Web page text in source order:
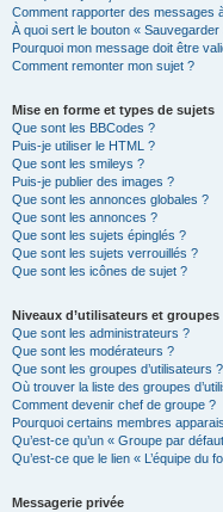
Comment rapporter des messages
À quoi sert le bouton «
Pourquoi mon message doit être
Comment remonter mon sujet ?
Mise en forme et types de sujets
Que sont les BBCodes ?
Puis-je utiliser le HTML ?
Que sont les smileys ?
Puis-je publier des images ?
Que sont les annonces globales ?
Que sont les annonces ?
Que sont les sujets épinglés ?
Que sont les sujets verrouillés ?
Que sont les icônes de sujet ?
Niveaux d’utilisateurs et groupes
Que sont les administrateurs ?
Que sont les modérateurs ?
Que sont les groupes d’utilisateurs ?
Où trouver la liste des groupes
Comment devenir chef de groupe ?
Pourquoi certains membres
Qu’est-ce qu’un « Groupe par
Qu’est-ce que le lien « L’équipe du
Messagerie privée